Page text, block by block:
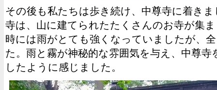
その後も私たちは歩き続け、中尊寺に着き
寺は、山に建てられたたくさんのお寺が集
時には雨がとても強くなっていましたが、
た。雨と霧が神秘的な雰囲気を与え、中尊
したように感じました。